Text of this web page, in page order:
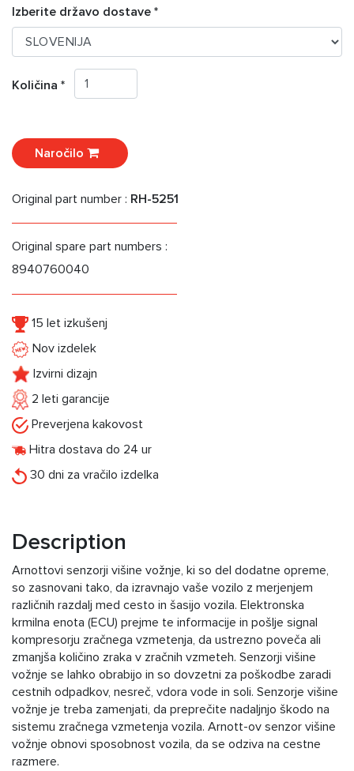
Izberite državo dostave *
Količina *
Naročilo
Original part number : RH-5251
Original spare part numbers :
8940760040
15 let izkušenj
Nov izdelek
Izvirni dizajn
2 leti garancije
Preverjena kakovost
Hitra dostava do 24 ur
30 dni za vračilo izdelka
Description
Arnottovi senzorji višine vožnje, ki so del dodatne opreme,
so zasnovani tako, da izravnajo vaše vozilo z merjenjem
različnih razdalj med cesto in šasijo vozila. Elektronska
krmilna enota (ECU) prejme te informacije in pošlje signal
kompresorju zračnega vzmetenja, da ustrezno poveča ali
zmanjša količino zraka v zračnih vzmeteh. Senzorji višine
vožnje se lahko obrabijo in so dovzetni za poškodbe zaradi
cestnih odpadkov, nesreč, vdora vode in soli. Senzorje višine
vožnje je treba zamenjati, da preprečite nadaljnjo škodo na
sistemu zračnega vzmetenja vozila. Arnott-ov senzor višine
vožnje obnovi sposobnost vozila, da se odziva na cestne
razmere.